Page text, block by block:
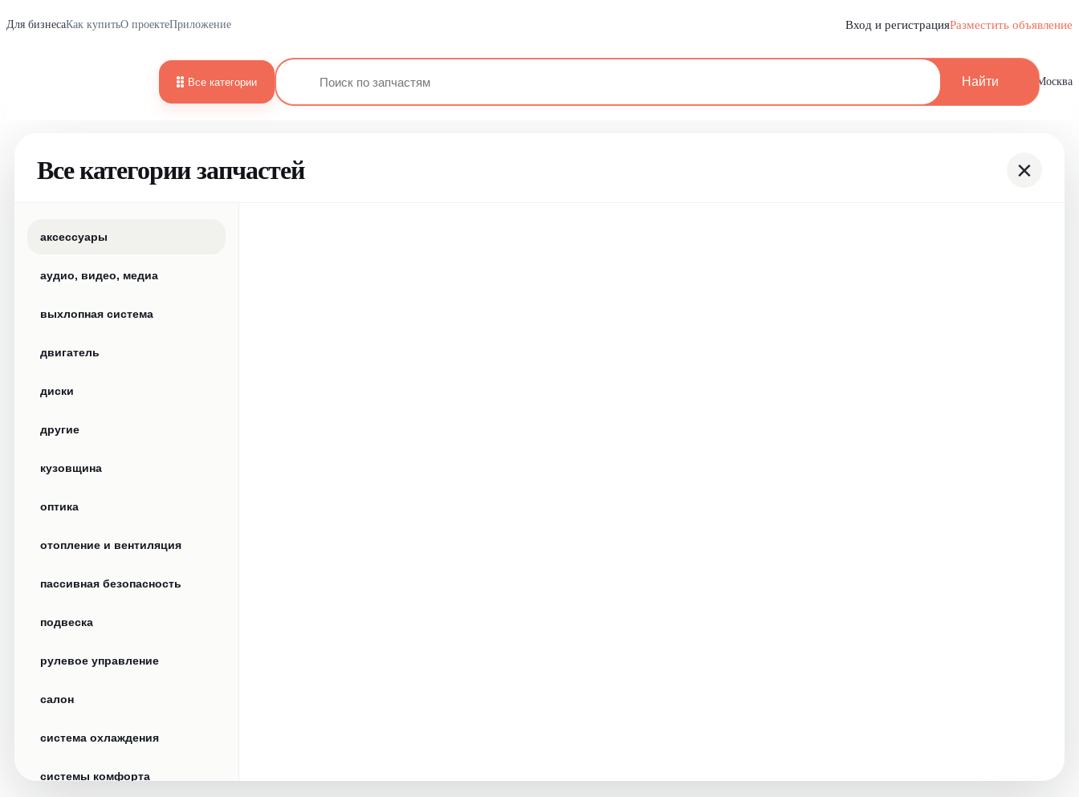
Для бизнесаКак купитьО проектеПриложение Вход и регистрацияРазместить объявление
Все категории Найти Москва
Все категории запчастей ×
аксессуары
аудио, видео, медиа
выхлопная система
двигатель
диски
другие
кузовщина
оптика
отопление и вентиляция
пассивная безопасность
подвеска
рулевое управление
салон
система охлаждения
системы комфорта